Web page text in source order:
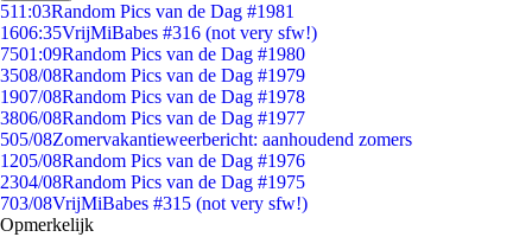
511:03Random Pics van de Dag #1981
1606:35VrijMiBabes #316 (not very sfw!)
7501:09Random Pics van de Dag #1980
3508/08Random Pics van de Dag #1979
1907/08Random Pics van de Dag #1978
3806/08Random Pics van de Dag #1977
505/08Zomervakantieweerbericht: aanhoudend zomers
1205/08Random Pics van de Dag #1976
2304/08Random Pics van de Dag #1975
703/08VrijMiBabes #315 (not very sfw!)
Opmerkelijk